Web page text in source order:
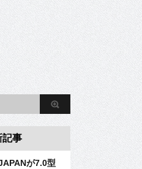
記事
が7.0型